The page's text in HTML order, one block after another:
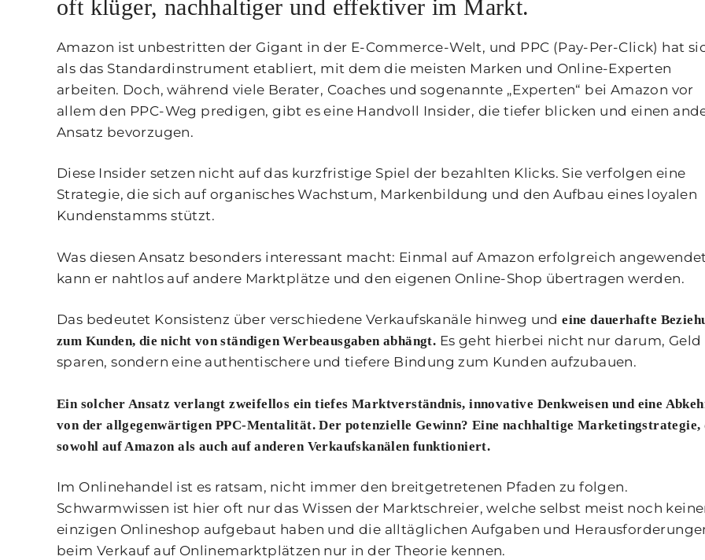
oft klüger, nachhaltiger und effektiver im Markt.
Amazon ist unbestritten der Gigant in der E-Commerce-Welt, und PPC (Pay-Per-Click) hat
als das Standardinstrument etabliert, mit dem die meisten Marken und Online-Experten
arbeiten. Doch, während viele Berater, Coaches und sogenannte „Experten“ bei Amazon vor
allem den PPC-Weg predigen, gibt es eine Handvoll Insider, die tiefer blicken und einen
Ansatz bevorzugen.
Diese Insider setzen nicht auf das kurzfristige Spiel der bezahlten Klicks. Sie verfolgen eine
Strategie, die sich auf organisches Wachstum, Markenbildung und den Aufbau eines loyalen
Kundenstamms stützt.
Was diesen Ansatz besonders interessant macht: Einmal auf Amazon erfolgreich
kann er nahtlos auf andere Marktplätze und den eigenen Online-Shop übertragen werden.
Das bedeutet Konsistenz über verschiedene Verkaufskanäle hinweg undeine dauerhafte
zum Kunden, die nicht von ständigen Werbeausgaben abhängt. Es geht hierbei nicht nur darum, Geld
sparen, sondern eine authentischere und tiefere Bindung zum Kunden aufzubauen.
Ein solcher Ansatz verlangt zweifellos ein tiefes Marktverständnis, innovative Denkweisen und eine
von der allgegenwärtigen PPC-Mentalität. Der potenzielle Gewinn? Eine nachhaltige Marketingstrategie,
sowohl auf Amazon als auch auf anderen Verkaufskanälen funktioniert.
Im Onlinehandel ist es ratsam, nicht immer den breitgetretenen Pfaden zu folgen.
Schwarmwissen ist hier oft nur das Wissen der Marktschreier, welche selbst meist noch
einzigen Onlineshop aufgebaut haben und die alltäglichen Aufgaben und
beim Verkauf auf Onlinemarktplätzen nur in der Theorie kennen.